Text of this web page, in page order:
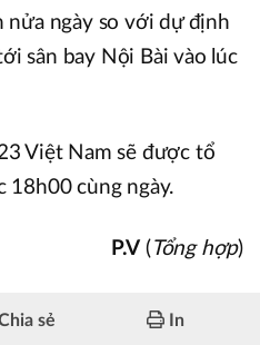
nửa ngày so với dự định
sân bay Nội Bài vào lúc
Việt Nam sẽ được tổ
cùng ngày.
P.V ( Tổng hợp)
sẻ In